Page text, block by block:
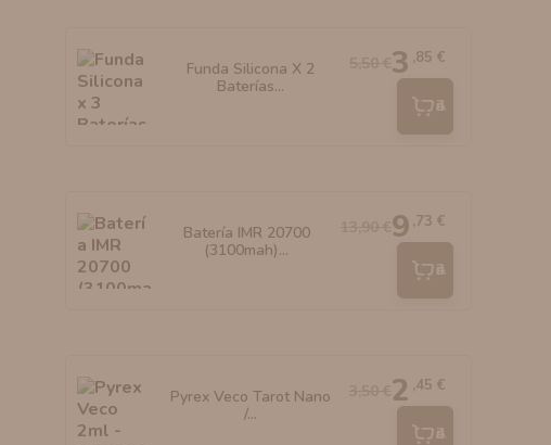
Funda Silicona X 2
Baterías...
3 ,85 €
Añadir
Batería IMR 20700
(3100mah)...
9 ,73 €
Añadir
Pyrex Veco Tarot Nano
/...
2 ,45 €
Añadir